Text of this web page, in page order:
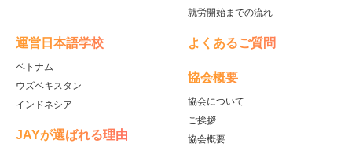
就労開始までの流れ
運営日本語学校
ベトナム
ウズベキスタン
インドネシア
JAYが選ばれる理由
よくあるご質問
協会概要
協会について
ご挨拶
協会概要